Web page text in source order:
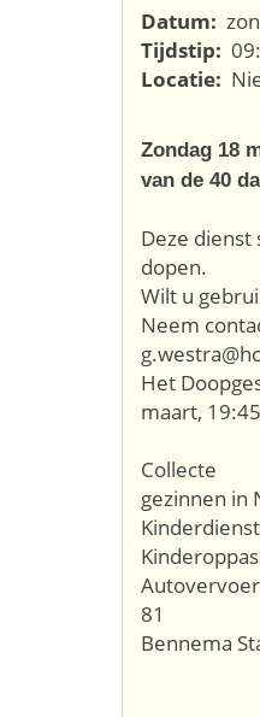
Datum:
Tijdstip:
Locatie:
Zondag 18
van de 40
Deze
dopen.
Wilt u
Neem
Het
maart,
gezinnen in
81
Bennema